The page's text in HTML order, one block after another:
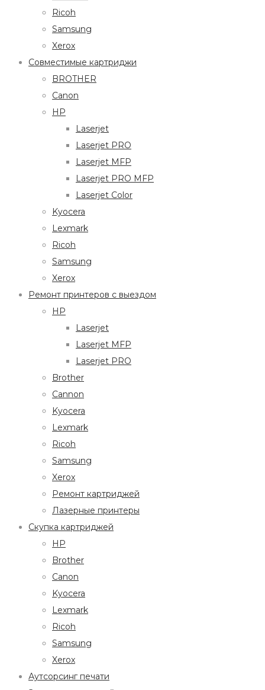
Ricoh
Samsung
Xerox
Совместимые картриджи
BROTHER
Canon
HP
Laserjet
Laserjet PRO
Laserjet MFP
Laserjet PRO MFP
Laserjet Color
Kyocera
Lexmark
Ricoh
Samsung
Xerox
Ремонт принтеров с выездом
HP
Laserjet
Laserjet MFP
Laserjet PRO
Brother
Cannon
Kyocera
Lexmark
Ricoh
Samsung
Xerox
Ремонт картриджей
Лазерные принтеры
Скупка картриджей
HP
Brother
Canon
Kyocera
Lexmark
Ricoh
Samsung
Xerox
Аутсорсинг печати